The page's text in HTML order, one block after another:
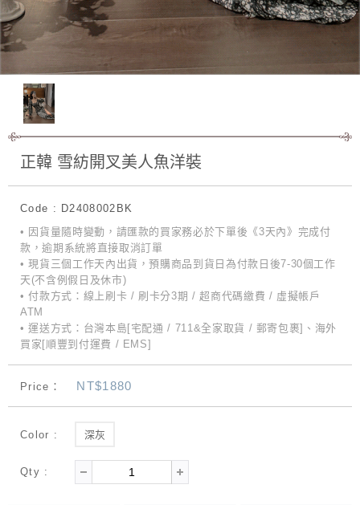
正韓 雪紡開叉美人魚洋裝
Code : D2408002BK
• 因貨量隨時變動，請匯款的買家務必於下單後《3天內》完成付
款，逾期系統將直接取消訂單
• 現貨三個工作天內出貨，預購商品到貨日為付款日後7-30個工作
天(不含例假日及休市)
• 付款方式：線上刷卡 / 刷卡分3期 / 超商代碼繳費 / 虛擬帳戶
ATM
• 運送方式：台灣本島[宅配通 / 711&全家取貨 / 郵寄包裹]、海外
買家[順豐到付運費 / EMS]
Price： NT$1880
Color : 深灰
Qty :